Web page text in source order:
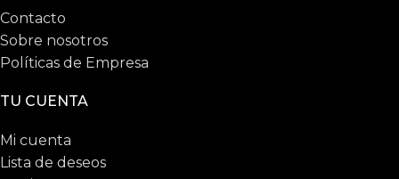
Contacto
Sobre nosotros
Políticas de Empresa
TU CUENTA
Mi cuenta
Lista de deseos